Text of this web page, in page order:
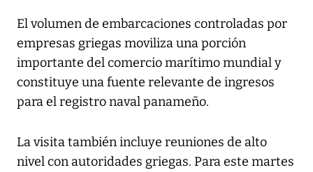
El volumen de embarcaciones controladas por
empresas griegas moviliza una porción
importante del comercio marítimo mundial y
constituye una fuente relevante de ingresos
para el registro naval panameño.
La visita también incluye reuniones de alto
nivel con autoridades griegas. Para este martes